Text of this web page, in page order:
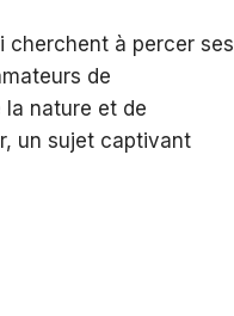
cherchent à percer ses
de
la nature et de
un sujet captivant